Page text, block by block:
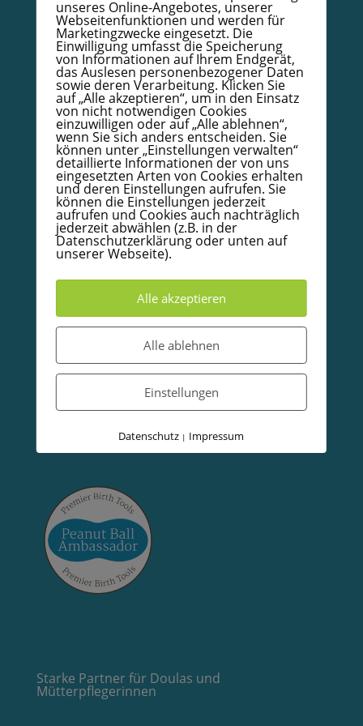
Datenschutzerklärung
Impressum
AGB
Kodex
Papierzertifikat mit Goldrand – Bestellformular
Infoboard Absolventen
Doula/Mütterpflege/Babycoach
Unterkünfte in und um Warendorf
© 2020-2026 Babycoachakademie.de, Inh. Detlef
Alle Rechte vorbehalten
Partner und Empfehlungen
Starke Partner für Doulas und
Mütterpflegerinnen
unseres Online-Angebotes, unserer
Webseitenfunktionen und werden für
Marketingzwecke eingesetzt. Die
Einwilligung umfasst die Speicherung
von Informationen auf Ihrem Endgerät,
das Auslesen personenbezogener Daten
sowie deren Verarbeitung. Klicken Sie
auf „Alle akzeptieren“, um in den Einsatz
von nicht notwendigen Cookies
einzuwilligen oder auf „Alle ablehnen“,
wenn Sie sich anders entscheiden. Sie
können unter „Einstellungen verwalten“
detaillierte Informationen der von uns
eingesetzten Arten von Cookies erhalten
und deren Einstellungen aufrufen. Sie
können die Einstellungen jederzeit
aufrufen und Cookies auch nachträglich
jederzeit abwählen (z.B. in der
Datenschutzerklärung oder unten auf
unserer Webseite).
Alle akzeptieren
Alle ablehnen
Einstellungen
Datenschutz | Impressum